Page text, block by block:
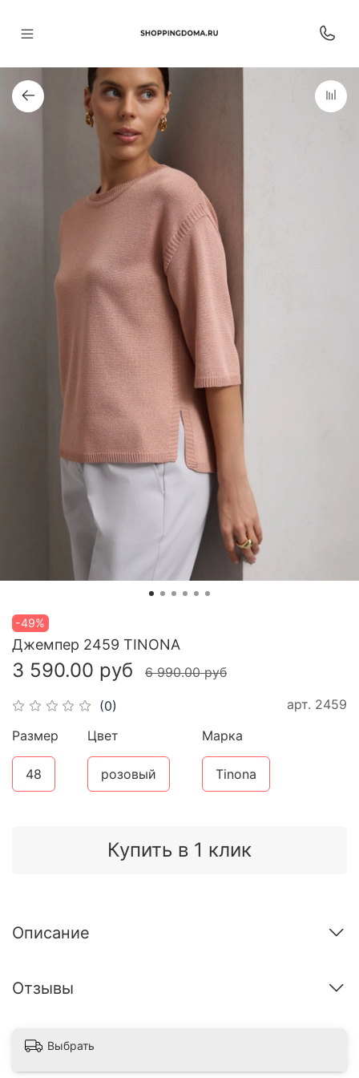
-49%
(0) арт. 2459
Джемпер 2459 TINONA
3 590.00 руб 6 990.00 руб
Купить в 1 клик
Размер
48
Цвет
розовый
Марка
Tinona
Описание
Отзывы
Выбрать